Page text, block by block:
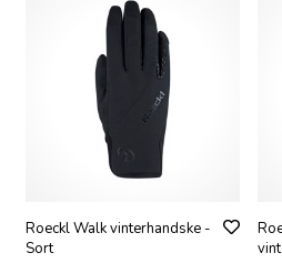
Roeckl Walk vinterhandske -
Sort